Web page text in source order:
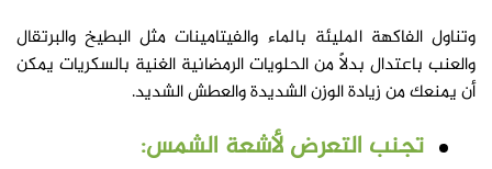
وتناول الفاكهة المليئة بالماء والفيتامينات مثل البطيخ والبرتقال
والعنب باعتدال بدلاً من الحلويات الرمضانية الغنية بالسكريات يمكن
أن يمنعك من زيادة الوزن الشديدة والعطش الشديد.
تجنب التعرض لأشعة الشمس: